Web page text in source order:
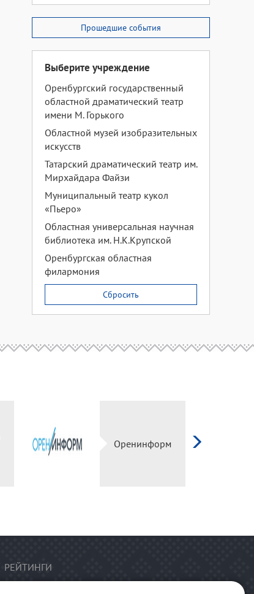
Прошедшие события
Выберите учреждение
Оренбургский государственный
областной драматический театр
имени М. Горького
Областной музей изобразительных
искусств
Татарский драматический театр им.
Мирхайдара Файзи
Муниципальный театр кукол
«Пьеро»
Областная универсальная научная
библиотека им. Н.К.Крупской
Оренбургская областная
филармония
Сбросить
Оренинформ
РЕЙТИНГИ